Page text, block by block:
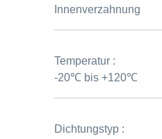
Innenverzahnung
Temperatur :
-20℃ bis +120℃
Dichtungstyp :